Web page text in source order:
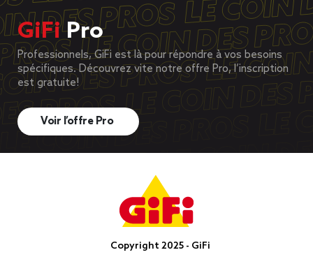
GiFiPro
Professionnels, GiFi est là pour répondre à vos besoins
spécifiques. Découvrez vite notre offre Pro, l’inscription
est gratuite!
Voir l’offre Pro
Copyright 2025 - GiFi